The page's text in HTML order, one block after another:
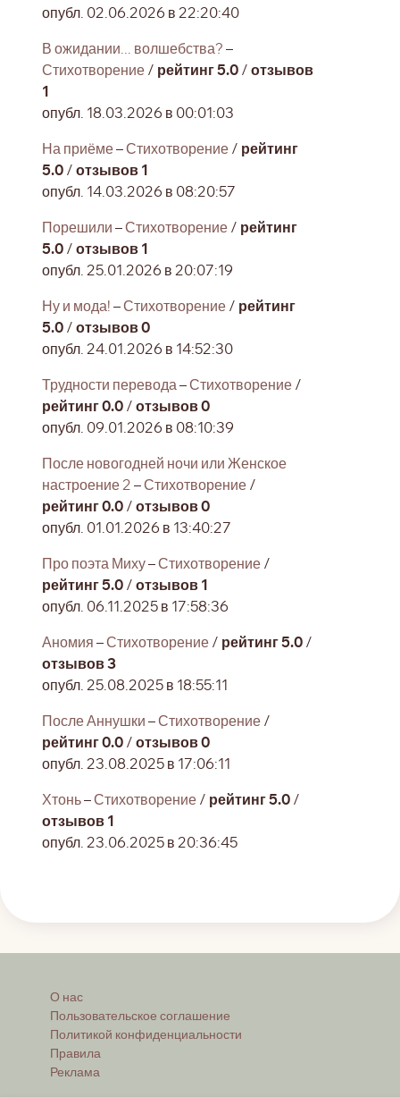
опубл. 02.06.2026 в 22:20:40
В ожидании... волшебства? –
Стихотворение / рейтинг 5.0 / отзывов
1
опубл. 18.03.2026 в 00:01:03
На приёме–Стихотворение / рейтинг
5.0 / отзывов 1
опубл. 14.03.2026 в 08:20:57
Порешили –Стихотворение / рейтинг
5.0 / отзывов 1
опубл. 25.01.2026 в 20:07:19
Ну и мода! –Стихотворение / рейтинг
5.0 / отзывов 0
опубл. 24.01.2026 в 14:52:30
Трудности перевода –Стихотворение /
рейтинг 0.0 / отзывов 0
опубл. 09.01.2026 в 08:10:39
После новогодней ночи или Женское
настроение 2 –Стихотворение /
рейтинг 0.0 / отзывов 0
опубл. 01.01.2026 в 13:40:27
Про поэта Миху–Стихотворение /
рейтинг 5.0 / отзывов 1
опубл. 06.11.2025 в 17:58:36
Аномия –Стихотворение / рейтинг 5.0 /
отзывов 3
опубл. 25.08.2025 в 18:55:11
После Аннушки –Стихотворение /
рейтинг 0.0 / отзывов 0
опубл. 23.08.2025 в 17:06:11
Хтонь–Стихотворение / рейтинг 5.0 /
отзывов 1
опубл. 23.06.2025 в 20:36:45
О нас
Пользовательское соглашение
Политикой конфиденциальности
Правила
Реклама